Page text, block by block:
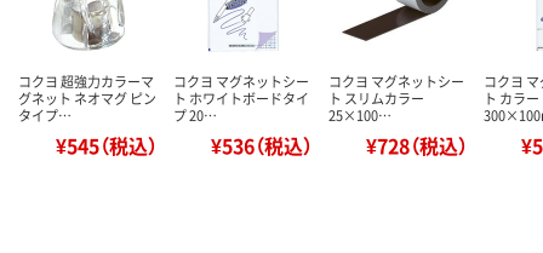
コクヨ 超強力カラーマ
グネット ネオマグ ピン
タイプ…
¥545（税込）
コクヨ マグネットシー
ト ホワイトボードタイ
プ 20…
¥536（税込）
コクヨ マグネットシー
ト スリムカラー
25×100…
¥728（税込）
コクヨ
ト カラー